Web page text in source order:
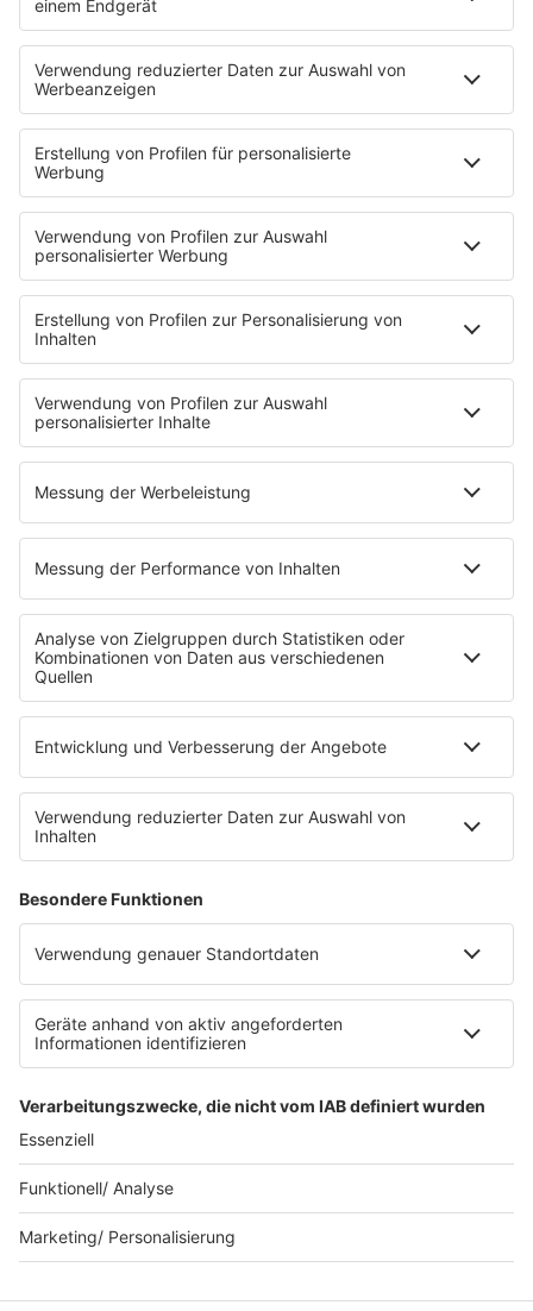
HOME
PROGRAMM
Sendeplan
DJs
Playlist
Streams
Album der Woche
News
Highlights
Charts
EVENTS
Kontakt
Newsletter
Empfang
sunshine live App
werben bei SUNSHINE LIVE
SERVICE
Datenschutz
Datenschutzeinstellungen
Datenschutzerklärung zur sunshine live App
Impressum
Teilnahmebedingungen
SUNSHINE LIVE 24/7 ELECTRONIC
© sunshine live / realisiert auf Basis von resc.web, dem CMS von resc.